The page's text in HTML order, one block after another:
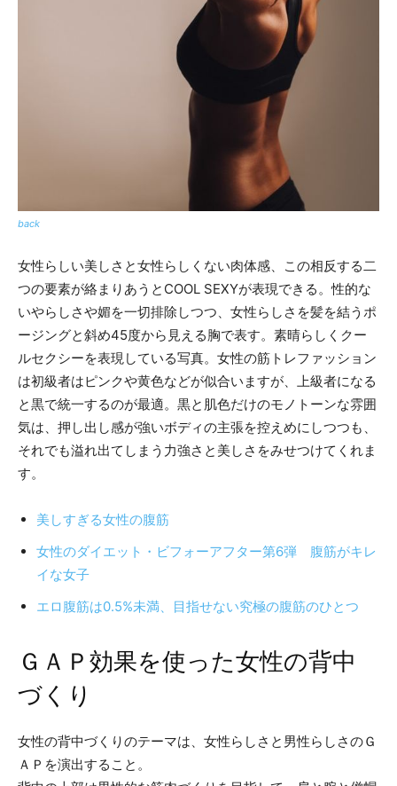
back
女性らしい美しさと女性らしくない肉体感、この相反する二
つの要素が絡まりあうとCOOL SEXYが表現できる。性的な
いやらしさや媚を一切排除しつつ、女性らしさを髪を結うポ
ージングと斜め45度から見える胸で表す。素晴らしくクー
ルセクシーを表現している写真。女性の筋トレファッション
は初級者はピンクや黄色などが似合いますが、上級者になる
と黒で統一するのが最適。黒と肌色だけのモノトーンな雰囲
気は、押し出し感が強いボディの主張を控えめにしつつも、
それでも溢れ出てしまう力強さと美しさをみせつけてくれま
す。
美しすぎる女性の腹筋
女性のダイエット・ビフォーアフター第6弾 腹筋がキレ
イな女子
エロ腹筋は0.5%未満、目指せない究極の腹筋のひとつ
ＧＡＰ効果を使った女性の背中
づくり
女性の背中づくりのテーマは、女性らしさと男性らしさのＧ
ＡＰを演出すること。